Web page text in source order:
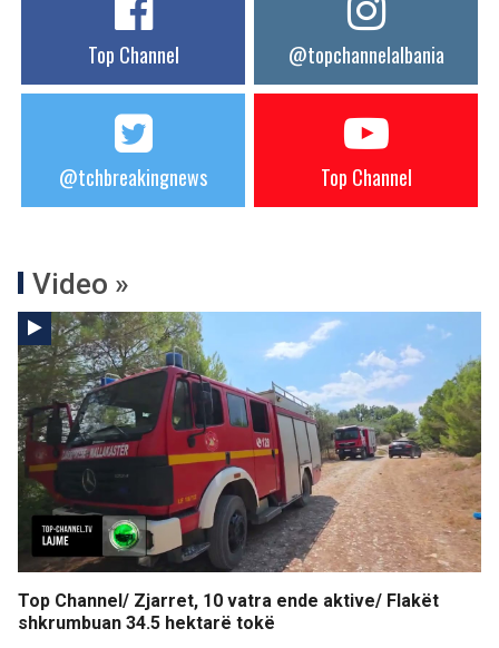
Top Channel @topchannelalbania
@tchbreakingnews Top Channel
Video »
Top Channel/ Zjarret, 10 vatra ende aktive/ Flakët
shkrumbuan 34.5 hektarë tokë